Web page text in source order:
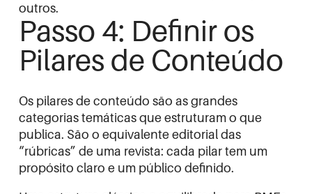
outros.
Passo 4: Definir os
Pilares de Conteúdo
Os pilares de conteúdo são as grandes
categorias temáticas que estruturam o que
publica. São o equivalente editorial das
“rúbricas” de uma revista: cada pilar tem um
propósito claro e um público definido.